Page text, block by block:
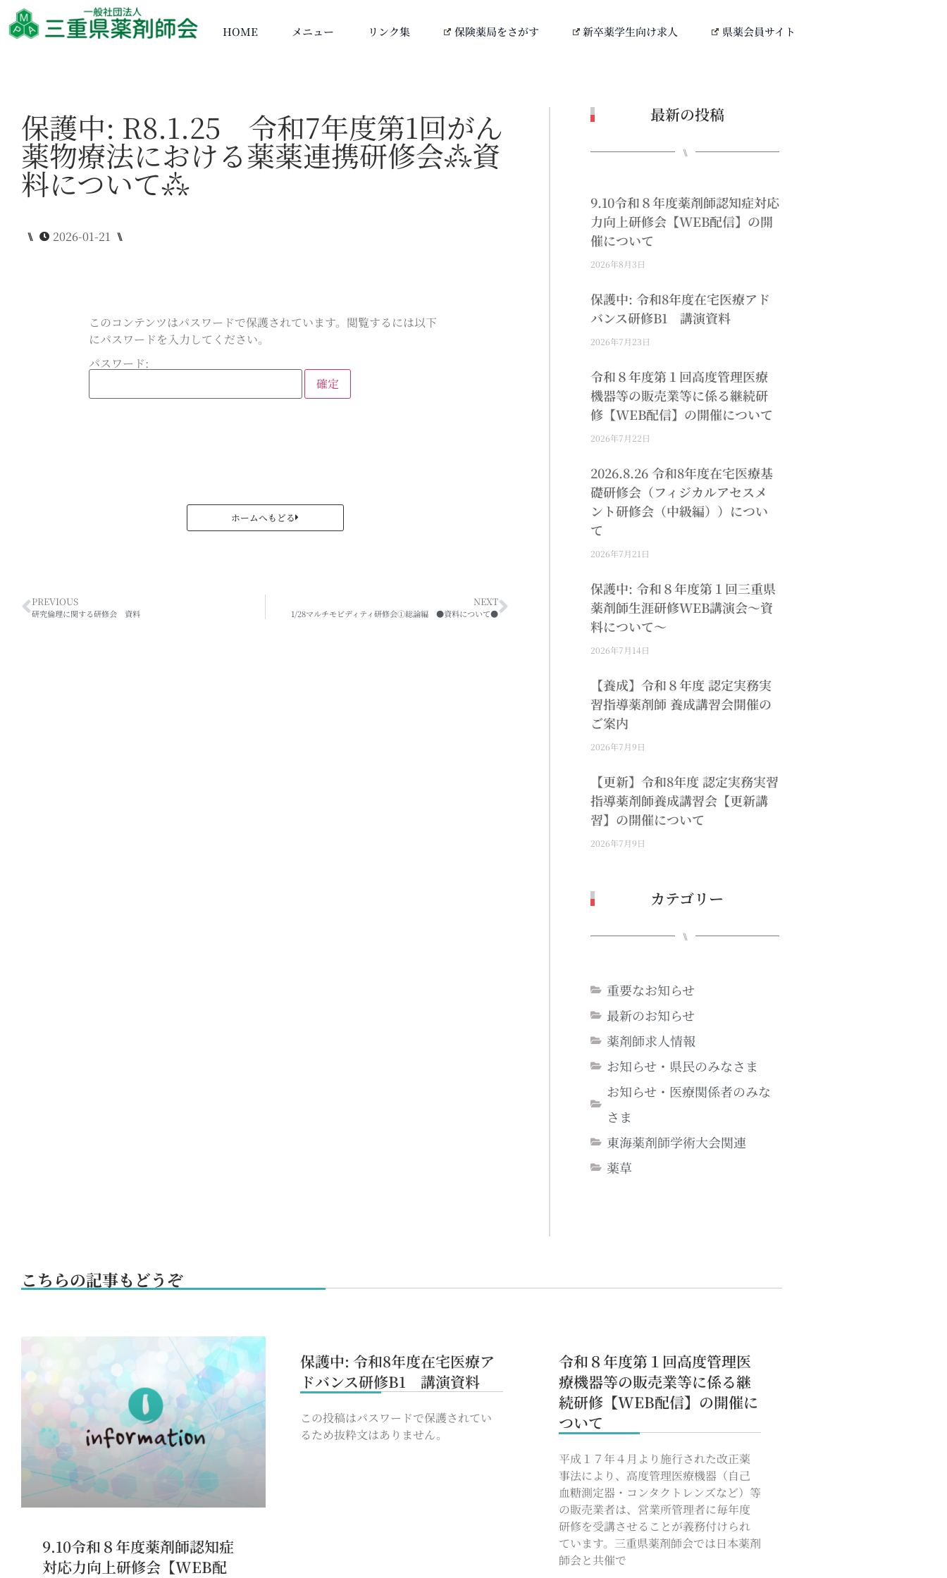
HOME メニュー リンク集 保険薬局をさがす 新卒薬学生向け求人 県薬会員サイト
保護中: R8.1.25 令和7年度第1回がん
薬物療法における薬薬連携研修会⁂資
料について⁂
⑊ 2026-01-21 ⑊
このコンテンツはパスワードで保護されています。閲覧するには以下
にパスワードを入力してください。
パスワード:
ホームへもどる
PREVIOUS
研究倫理に関する研修会 資料
NEXT
1/28マルチモビディティ研修会①総論編 ●資料について●
最新の投稿
⑊
9.10令和８年度薬剤師認知症対応
力向上研修会【WEB配信】の開
催について
2026年8月3日
保護中: 令和8年度在宅医療アド
バンス研修B1 講演資料
2026年7月23日
令和８年度第１回高度管理医療
機器等の販売業等に係る継続研
修【WEB配信】の開催について
2026年7月22日
2026.8.26 令和8年度在宅医療基
礎研修会（フィジカルアセスメ
ント研修会（中級編））につい
て
2026年7月21日
保護中: 令和８年度第１回三重県
薬剤師生涯研修WEB講演会～資
料について～
2026年7月14日
【養成】令和８年度 認定実務実
習指導薬剤師 養成講習会開催の
ご案内
2026年7月9日
【更新】令和8年度 認定実務実習
指導薬剤師養成講習会【更新講
習】の開催について
2026年7月9日
カテゴリー
⑊
重要なお知らせ
最新のお知らせ
薬剤師求人情報
お知らせ・県民のみなさま
お知らせ・医療関係者のみな
さま
東海薬剤師学術大会関連
薬草
こちらの記事もどうぞ
9.10令和８年度薬剤師認知症
対応力向上研修会【WEB配
保護中: 令和8年度在宅医療ア
ドバンス研修B1 講演資料
この投稿はパスワードで保護されてい
るため抜粋文はありません。
令和８年度第１回高度管理医
療機器等の販売業等に係る継
続研修【WEB配信】の開催に
ついて
平成１７年４月より施行された改正薬
事法により、高度管理医療機器（自己
血糖測定器・コンタクトレンズなど）等
の販売業者は、営業所管理者に毎年度
研修を受講させることが義務付けられ
ています。三重県薬剤師会では日本薬剤
師会と共催で